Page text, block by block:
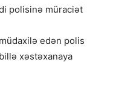
polisinə müraciət
edən polis
xəstəxanaya